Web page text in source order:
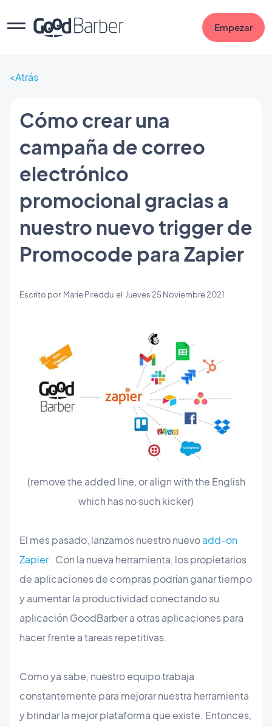
Empezar
Atrás
Cómo crear una
campaña de correo
electrónico
promocional gracias a
nuestro nuevo trigger de
Promocode para Zapier
Escrito por Marie Pireddu el Jueves 25 Noviembre 2021
(remove the added line, or align with the English
which has no such kicker)
El mes pasado, lanzamos nuestro nuevoadd-on
Zapier. Con la nueva herramienta, los propietarios
de aplicaciones de compras podrían ganar tiempo
y aumentar la productividad conectando su
aplicación GoodBarber a otras aplicaciones para
hacer frente a tareas repetitivas.
Como ya sabe, nuestro equipo trabaja
constantemente para mejorar nuestra herramienta
y brindar la mejor plataforma que existe. Entonces,